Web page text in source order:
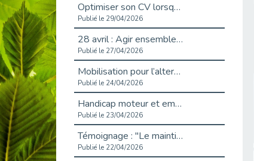
Optimiser son CV lorsqu’on est en situation de handicap
Publié le 29/04/2026
28 avril : Agir ensemble pour une culture de prévention au travail
Publié le 27/04/2026
Mobilisation pour l’alternance et le handicap
Publié le 24/04/2026
Handicap moteur et emploi : réussir ses recrutements vidéo
Publié le 23/04/2026
Témoignage : "Le maintien en emploi est un investissement, pas une contrainte."
Publié le 22/04/2026